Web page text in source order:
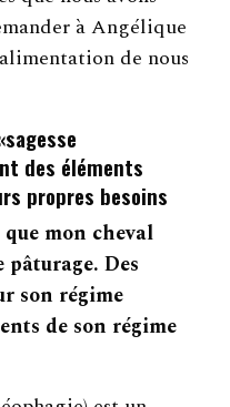
à Angélique
de nous
des éléments
propres besoins
que mon cheval
pâturage. Des
son régime
de son régime